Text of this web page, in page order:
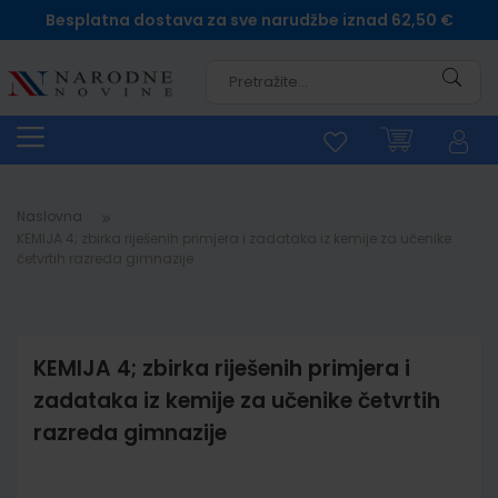
Besplatna dostava za sve narudžbe iznad 62,50 €
Naslovna
KEMIJA 4; zbirka riješenih primjera i
zadataka iz kemije za učenike četvrtih
razreda gimnazije